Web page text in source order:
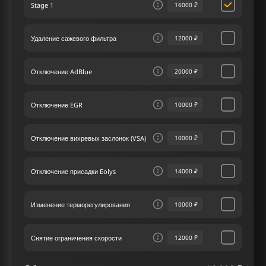
мощности и крутящего момента через чип
потенциал вашего автомобиля.
максимум внимания каждому клиенту, предлагая
индивидуальный подход к каждому автомобилю.
максимальное внимание разработке решений
каждого владельца.
Stage 1 16000 ₽
Удаление сажевого фильтра 12000 ₽
Отключение AdBlue 20000 ₽
Отключение EGR 10000 ₽
Отключение вихревых заслонок (VSA) 10000 ₽
Отключение присадки Eolys 14000 ₽
Изменение терморегулирования 10000 ₽
Снятие ограничения скорости 12000 ₽